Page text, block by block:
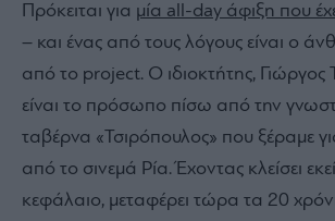
Πρόκειται για μία all-day άφιξη που
– και ένας από τους λόγους είναι ο
από το project. Ο ιδιοκτήτης, Γιώργος
είναι το πρόσωπο πίσω από την
ταβέρνα «Τσιρόπουλος» που ξέραμε
από το σινεμά Ρία. Έχοντας κλείσει
κεφάλαιο, μεταφέρει τώρα τα 20